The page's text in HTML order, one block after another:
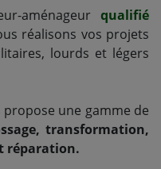
aménageur qualifié
réalisons vos projets
lourds et légers
propose une gamme de
transformation,
réparation.